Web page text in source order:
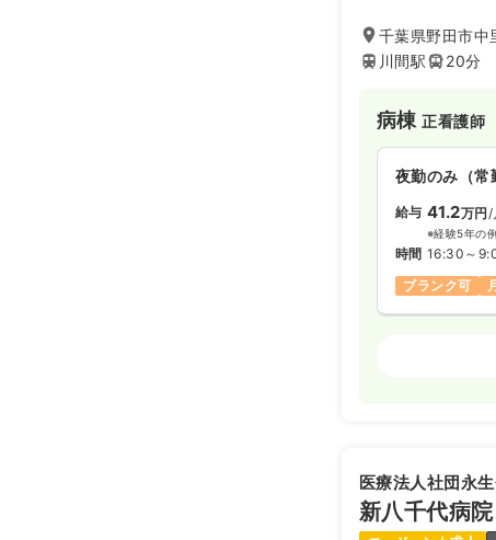
を積むことができ
千葉県野田市中
川間駅
20分
病棟正看護師
夜勤のみ（常
給与 41.2万円 /
※経験5年の
時間 16:30～
ブランク可
4週8休以上
医療法人社団永
新八千代病院